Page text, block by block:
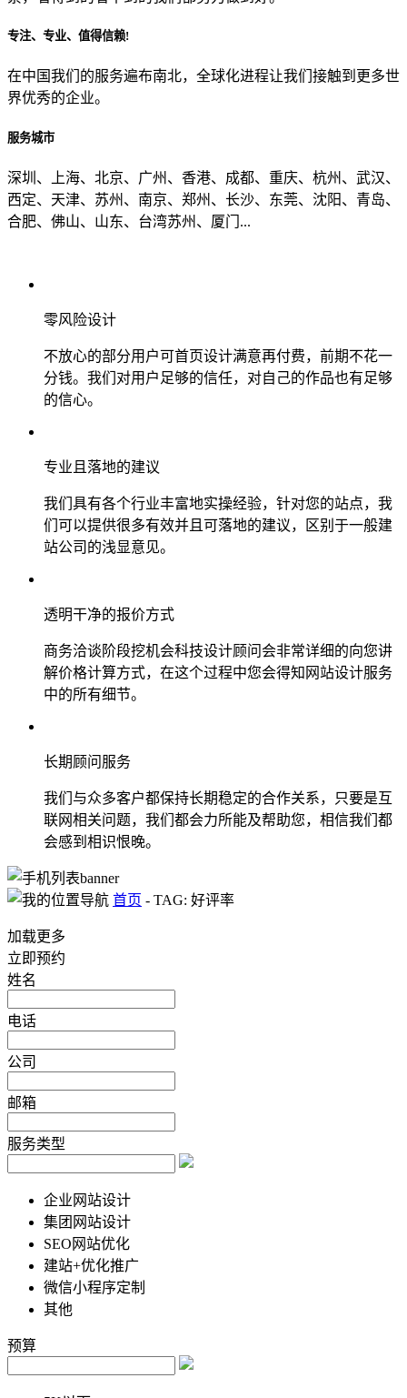
专注、专业、值得信赖!
在中国我们的服务遍布南北，全球化进程让我们接触到更多世
界优秀的企业。
服务城市
深圳、上海、北京、广州、香港、成都、重庆、杭州、武汉、
西定、天津、苏州、南京、郑州、长沙、东莞、沈阳、青岛、
合肥、佛山、山东、台湾苏州、厦门...
零风险设计
不放心的部分用户可首页设计满意再付费，前期不花一
分钱。我们对用户足够的信任，对自己的作品也有足够
的信心。
专业且落地的建议
我们具有各个行业丰富地实操经验，针对您的站点，我
们可以提供很多有效并且可落地的建议，区别于一般建
站公司的浅显意见。
透明干净的报价方式
商务洽谈阶段挖机会科技设计顾问会非常详细的向您讲
解价格计算方式，在这个过程中您会得知网站设计服务
中的所有细节。
长期顾问服务
我们与众多客户都保持长期稳定的合作关系，只要是互
联网相关问题，我们都会力所能及帮助您，相信我们都
会感到相识恨晚。
首页 - TAG: 好评率
加载更多
立即预约
姓名
电话
公司
邮箱
服务类型
企业网站设计
集团网站设计
SEO网站优化
建站+优化推广
微信小程序定制
其他
预算